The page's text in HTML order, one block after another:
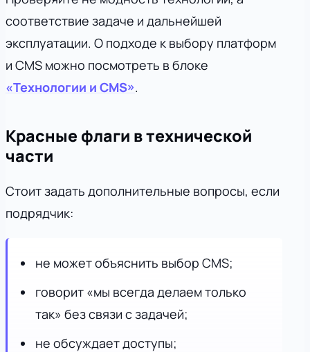
соответствие задаче и дальнейшей
эксплуатации. О подходе к выбору платформ
и CMS можно посмотреть в блоке
«Технологии и CMS».
Красные флаги в технической
части
Стоит задать дополнительные вопросы, если
подрядчик:
не может объяснить выбор CMS;
говорит «мы всегда делаем только
так» без связи с задачей;
не обсуждает доступы;